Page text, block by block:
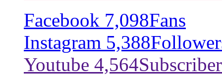
Facebook 7,098Fans
Instagram 5,388
Youtube 4,564Subscriber